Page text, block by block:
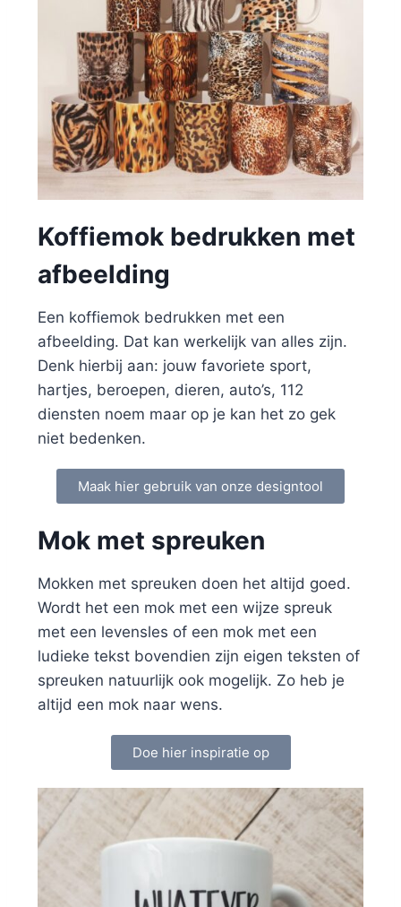
Koffiemok bedrukken met
afbeelding
Een koffiemok bedrukken met een
afbeelding. Dat kan werkelijk van alles zijn.
Denk hierbij aan: jouw favoriete sport,
hartjes, beroepen, dieren, auto’s, 112
diensten noem maar op je kan het zo gek
niet bedenken.
Maak hier gebruik van onze designtool
Mok met spreuken
Mokken met spreuken doen het altijd goed.
Wordt het een mok met een wijze spreuk
met een levensles of een mok met een
ludieke tekst bovendien zijn eigen teksten of
spreuken natuurlijk ook mogelijk. Zo heb je
altijd een mok naar wens.
Doe hier inspiratie op